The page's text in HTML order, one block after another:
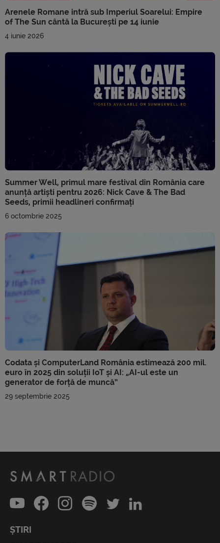
Arenele Romane intră sub Imperiul Soarelui: Empire
of The Sun cântă la București pe 14 iunie
4 iunie 2026
Summer Well, primul mare festival din România care
anunță artiști pentru 2026: Nick Cave & The Bad
Seeds, primii headlineri confirmați
6 octombrie 2025
Codata și ComputerLand România estimează 200 mil.
euro în 2025 din soluții IoT și AI: „AI-ul este un
generator de forță de muncă”
29 septembrie 2025
ȘTIRI